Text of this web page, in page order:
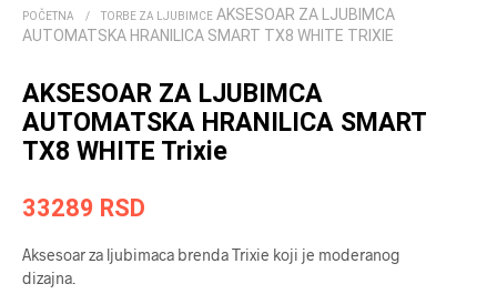
POČETNA / TORBE ZA LJUBIMCE AKSESOAR ZA LJUBIMCA
AUTOMATSKA HRANILICA SMART TX8 WHITE TRIXIE
AKSESOAR ZA LJUBIMCA
AUTOMATSKA HRANILICA SMART
TX8 WHITE Trixie
33289 RSD
Aksesoar za ljubimaca brenda Trixie koji je moderanog
dizajna.